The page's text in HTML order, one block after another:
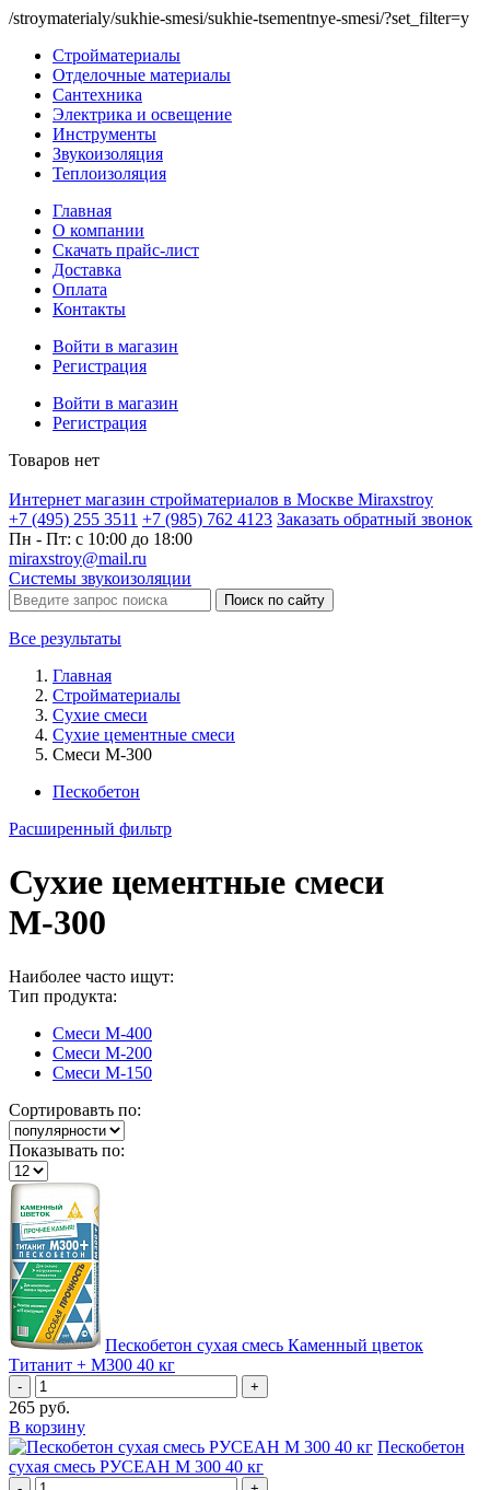
/stroymaterialy/sukhie-smesi/sukhie-tsementnye-smesi/?set_filter=y
Стройматериалы
Отделочные материалы
Сантехника
Электрика и освещение
Инструменты
Звукоизоляция
Теплоизоляция
Главная
О компании
Скачать прайс-лист
Доставка
Оплата
Контакты
Войти в магазин
Регистрация
Войти в магазин
Регистрация
Товаров нет
Интернет магазин стройматериалов в Москве Miraxstroy
+7 (495) 255 3511 +7 (985) 762 4123 Заказать обратный звонок
Пн - Пт: с 10:00 до 18:00
miraxstroy@mail.ru
Системы звукоизоляции
Поиск по сайту
Все результаты
Главная
Стройматериалы
Сухие смеси
Сухие цементные смеси
Смеси М-300
Пескобетон
Расширенный фильтр
Сухие цементные смеси
М-300
Наиболее часто ищут:
Тип продукта:
Смеси М-400
Смеси М-200
Смеси М-150
Сортировавть по:
Показывать по:
Пескобетон сухая смесь Каменный цветок
Титанит + М300 40 кг
- +
265 руб.
В корзину
Пескобетон
сухая смесь РУСЕАН М 300 40 кг